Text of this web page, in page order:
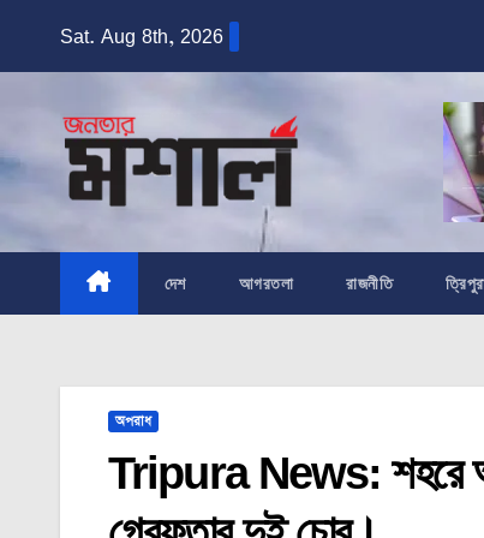
Sat. Aug 8th, 2026
দেশ আগরতলা রাজনীতি
অপরাধ
Tripura News: শহরে